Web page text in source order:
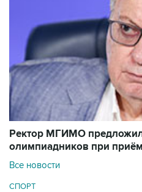
Ректор МГИМО предложил
олимпиадников при
Все новости
СПОРТ